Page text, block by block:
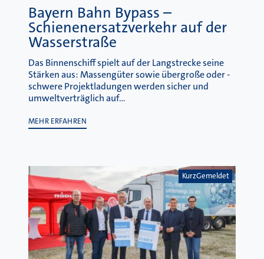
Bayern Bahn Bypass –
Schienenersatzverkehr auf der
Wasserstraße
Das Binnenschiff spielt auf der Langstrecke seine
Stärken aus: Massengüter sowie übergroße oder -
schwere Projektladungen werden sicher und
umweltverträglich auf…
MEHR ERFAHREN
KurzGemeldet